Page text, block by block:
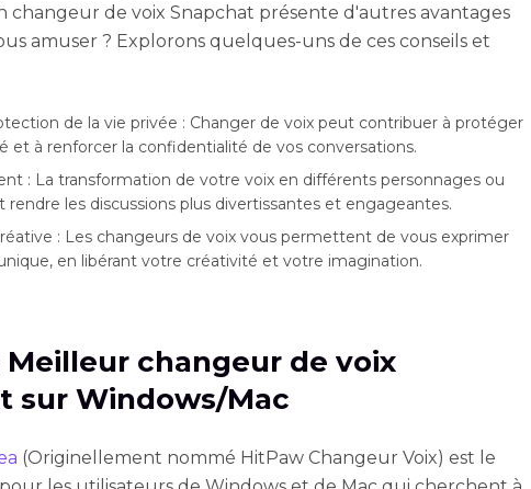
changeur de voix Snapchat présente d'autres avantages
amuser ? Explorons quelques-uns de ces conseils et
de la vie privée : Changer de voix peut contribuer à protéger
et à renforcer la confidentialité de vos conversations.
: La transformation de votre voix en différents personnages ou
rendre les discussions plus divertissantes et engageantes.
: Les changeurs de voix vous permettent de vous exprimer
en libérant votre créativité et votre imagination.
Meilleur changeur de voix
sur Windows/Mac
(Originellement nommé HitPaw Changeur Voix) est le